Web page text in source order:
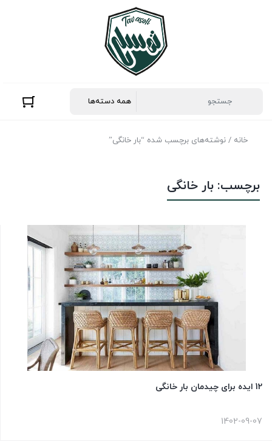
خانه / نوشته‌های برچسب شده “بار خانگی”
برچسب: بار خانگی
12 ایده برای چیدمان بار خانگی
1402-09-07